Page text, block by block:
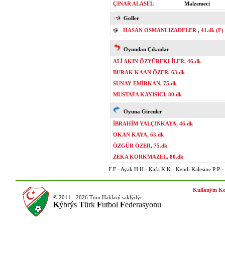
ÇINAR ALASEL
Malzemeci
Goller
HASAN OSMANLIZADELER , 41.dk (F)
Oyundan Çıkanlar
ALİ AKIN ÖZYÜREKLİLER, 46.dk
BURAK KAAN ÖZER, 63.dk
SUNAY EMİRKAN, 75.dk
MUSTAFA KAYISICI, 80.dk
Oyuna Girenler
İBRAHİM YALÇINKAYA, 46.dk
OKAN KAYA, 63.dk
ÖZGÜR ÖZER, 75.dk
ZEKA KORKMAZEL, 80.dk
F:F - Ayak H:H - Kafa K:K - Kendi Kalesine P:P -
© 2011 - 2026 Tüm Haklarý saklýdýr.
Kýbrýs Türk Futbol Federasyonu
Kullaným